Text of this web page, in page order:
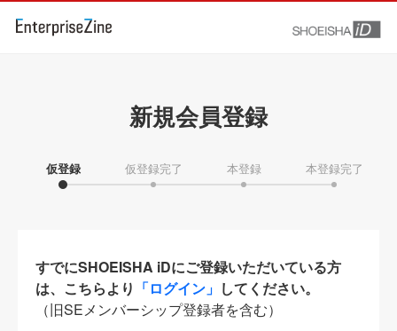
新規会員登録
仮登録 仮登録完了 本登録 本登録完了
すでにSHOEISHA iDにご登録いただいている方
は、こちらより 「ログイン」 してください。
（旧SEメンバーシップ登録者を含む）